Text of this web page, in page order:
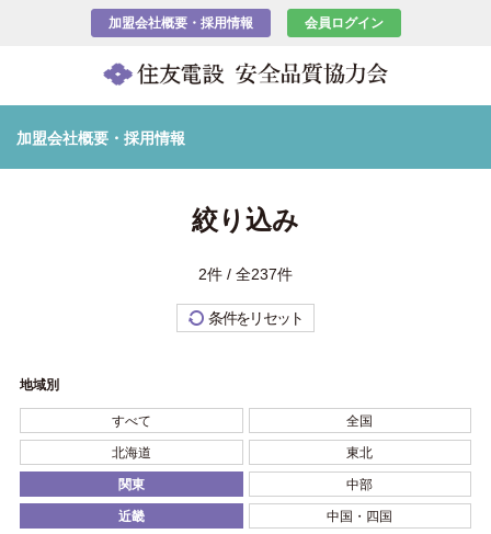
加盟会社概要・採用情報 会員ログイン
加盟会社概要・採用情報
絞り込み
2件 / 全237件
条件をリセット
地域別
すべて 全国
北海道 東北
関東 中部
近畿 中国・四国